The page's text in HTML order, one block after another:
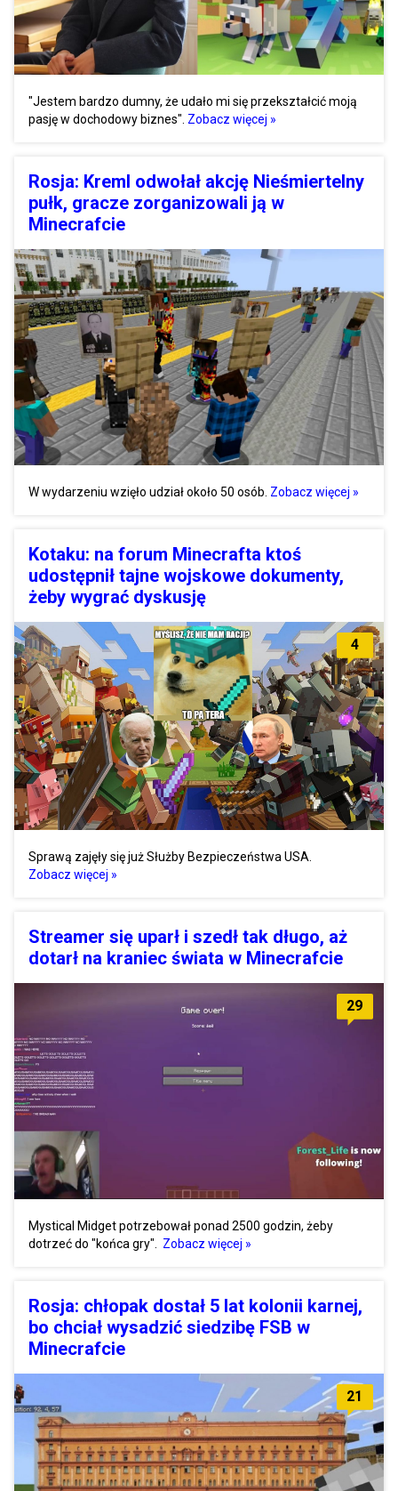
"Jestem bardzo dumny, że udało mi się przekształcić moją
pasję w dochodowy biznes". Zobacz więcej »
Rosja: Kreml odwołał akcję Nieśmiertelny
pułk, gracze zorganizowali ją w
Minecrafcie
W wydarzeniu wzięło udział około 50 osób. Zobacz więcej »
Kotaku: na forum Minecrafta ktoś
udostępnił tajne wojskowe dokumenty,
żeby wygrać dyskusję
4
Sprawą zajęły się już Służby Bezpieczeństwa USA.
Zobacz więcej »
Streamer się uparł i szedł tak długo, aż
dotarł na kraniec świata w Minecrafcie
29
Mystical Midget potrzebował ponad 2500 godzin, żeby
dotrzeć do "końca gry".
Zobacz więcej »
Rosja: chłopak dostał 5 lat kolonii karnej,
bo chciał wysadzić siedzibę FSB w
Minecrafcie
21